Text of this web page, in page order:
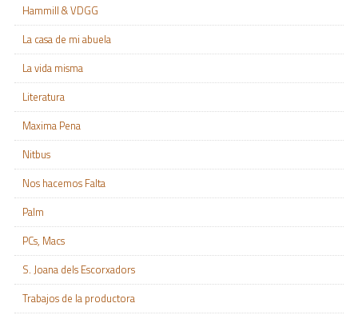
Hammill & VDGG
La casa de mi abuela
La vida misma
Literatura
Maxima Pena
Nitbus
Nos hacemos Falta
Palm
PCs, Macs
S. Joana dels Escorxadors
Trabajos de la productora